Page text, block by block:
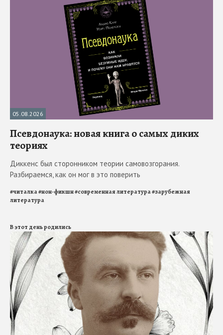
05.08.2026
Псевдонаука: новая книга о самых диких
теориях
Диккенс был сторонником теории самовозгорания.
Разбираемся, как он мог в это поверить
#читалка#нон-фикшн#современная литература#зарубежная
литература
В этот день родились